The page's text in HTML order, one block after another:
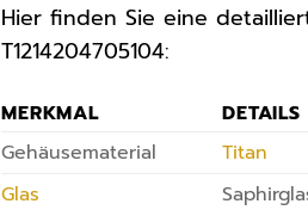
Hier finden Sie eine
T1214204705104:
MERKMAL
DETAILS
Gehäusematerial
Titan
Glas